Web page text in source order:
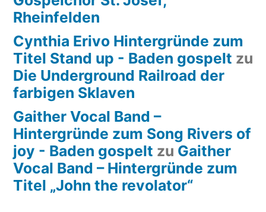
Rheinfelden
Cynthia Erivo Hintergründe zum
Titel Stand up - Baden gospelt zu
Die Underground Railroad der
farbigen Sklaven
Gaither Vocal Band –
Hintergründe zum Song Rivers of
joy - Baden gospelt zu Gaither
Vocal Band – Hintergründe zum
Titel „John the revolator“